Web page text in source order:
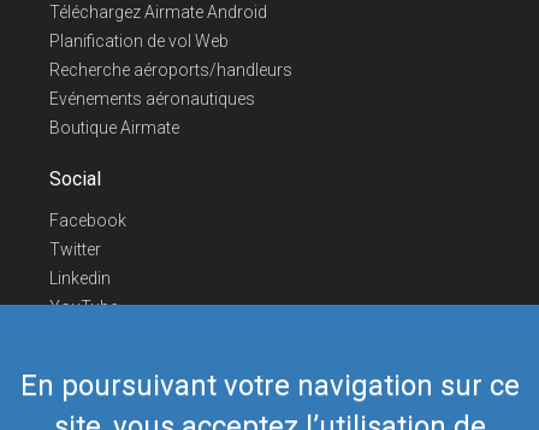
En poursuivant votre navigation sur ce
Téléchargez Airmate Android
Planification de vol Web
Recherche aéroports/handleurs
Evénements aéronautiques
Boutique Airmate
Social
Facebook
Twitter
Linkedin
YouTube
Nous contacter